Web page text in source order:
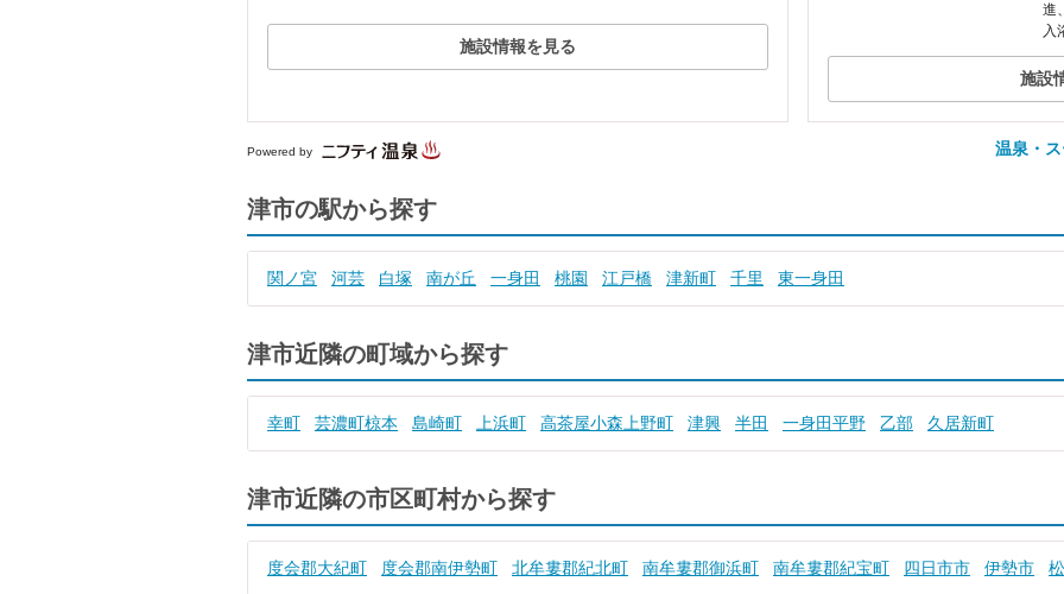
施設情報を見る
進
入
施設
Powered by 温泉・
津市の駅から探す
関ノ宮 河芸 白塚 南が丘 一身田 桃園 江戸橋 津新町 千里 東一身田
津市近隣の町域から探す
幸町 芸濃町椋本 島崎町 上浜町 高茶屋小森上野町 津興 半田 一身田平野 乙部 久居新町
津市近隣の市区町村から探す
度会郡大紀町 度会郡南伊勢町 北牟婁郡紀北町 南牟婁郡御浜町 南牟婁郡紀宝町 四日市市 伊勢市